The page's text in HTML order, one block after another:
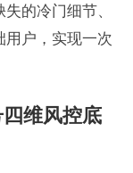
的冷门细节、
用户，实现一次
维风控底